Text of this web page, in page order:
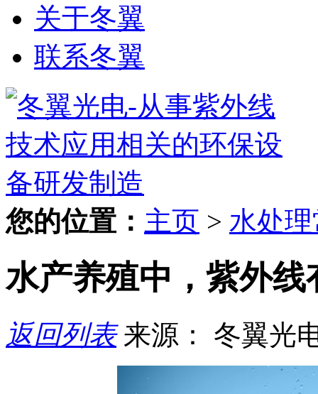
关于冬翼
联系冬翼
您的位置： 主页 > 水处
水产养殖中，紫外线
返回列表 来源： 冬翼光